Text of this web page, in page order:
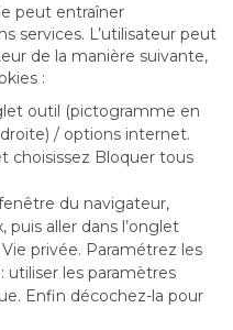
peut entraîner
services. L’utilisateur peut
de la manière suivante,
:
outil (pictogramme en
/ options internet.
choisissez Bloquer tous
du navigateur,
puis aller dans l’onglet
privée. Paramétrez les
utiliser les paramètres
Enfin décochez-la pour